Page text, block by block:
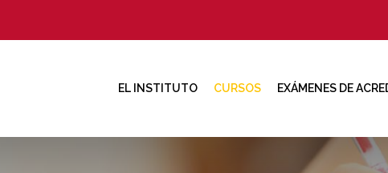
EL INSTITUTO CURSOS EXÁMENES DE